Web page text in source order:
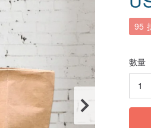
95
數量